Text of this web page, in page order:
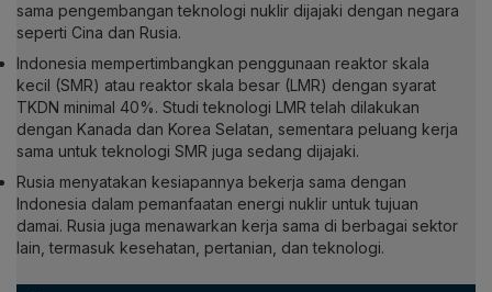
sama pengembangan teknologi nuklir dijajaki dengan negara
seperti Cina dan Rusia.
Indonesia mempertimbangkan penggunaan reaktor skala
kecil (SMR) atau reaktor skala besar (LMR) dengan syarat
TKDN minimal 40%. Studi teknologi LMR telah dilakukan
dengan Kanada dan Korea Selatan, sementara peluang kerja
sama untuk teknologi SMR juga sedang dijajaki.
Rusia menyatakan kesiapannya bekerja sama dengan
Indonesia dalam pemanfaatan energi nuklir untuk tujuan
damai. Rusia juga menawarkan kerja sama di berbagai sektor
lain, termasuk kesehatan, pertanian, dan teknologi.